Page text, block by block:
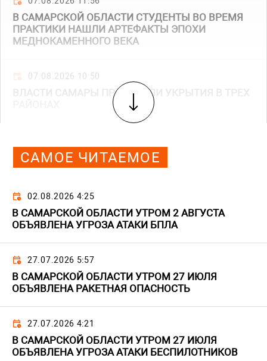
В САМАРСКОЙ ОБЛАСТИ СТУДЕНТЫ ВО ВРЕМЯ
ПРАКТИКИ НАШЛИ АРТЕФАКТЫ ЭПОХИ
МЕДНОКАМЕННОГО ВЕКА
07.08.2026 10:50
ВЛАСТИ САМАРЫ ПРОВЕРИЛИ УКРЫТИЯ В ТРЕХ
САМОЕ ЧИТАЕМОЕ
02.08.2026 4:25
В САМАРСКОЙ ОБЛАСТИ УТРОМ 2 АВГУСТА
ОБЪЯВЛЕНА УГРОЗА АТАКИ БПЛА
27.07.2026 5:57
В САМАРСКОЙ ОБЛАСТИ УТРОМ 27 ИЮЛЯ
ОБЪЯВЛЕНА РАКЕТНАЯ ОПАСНОСТЬ
27.07.2026 4:21
В САМАРСКОЙ ОБЛАСТИ УТРОМ 27 ИЮЛЯ
ОБЪЯВЛЕНА УГРОЗА АТАКИ БЕСПИЛОТНИКОВ